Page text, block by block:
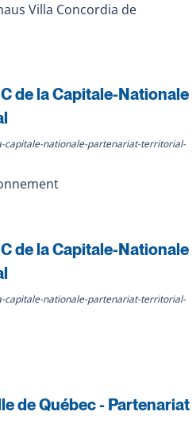
Villa Concordia de
de la Capitale-Nationale
capitale-nationale-partenariat-territorial-
de la Capitale-Nationale
capitale-nationale-partenariat-territorial-
de Québec - Partenariat